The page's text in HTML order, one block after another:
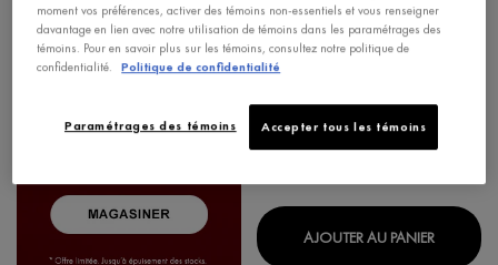
-20%
+🎁
en savoir plus
AJOUTER AU PANIER
moment vos préférences, activer des témoins non-essentiels et vous renseigner
davantage en lien avec notre utilisation de témoins dans les paramétrages des
témoins. Pour en savoir plus sur les témoins, consultez notre politique de
confidentialité.
Politique de confidentialité
Accepter tous les témoins
Paramétrages des témoins